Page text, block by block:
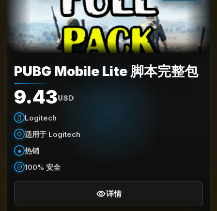
PUBG Mobile Lite 脚本完整包
9.43USD
Logitech
适用于 Logitech
热销
100% 安全
详情